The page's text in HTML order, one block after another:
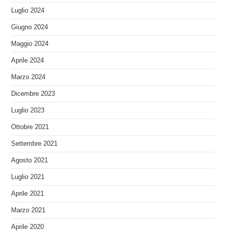
Luglio 2024
Giugno 2024
Maggio 2024
Aprile 2024
Marzo 2024
Dicembre 2023
Luglio 2023
Ottobre 2021
Settembre 2021
Agosto 2021
Luglio 2021
Aprile 2021
Marzo 2021
Aprile 2020